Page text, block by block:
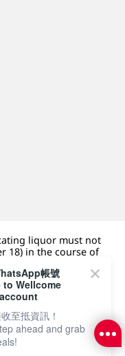
liquor must not
18) in the course of
年人 (18 歲以下人士)
|DFI Retail Group
Farm Company
帳號
Wellcome
至抵資訊！
ahead and grab